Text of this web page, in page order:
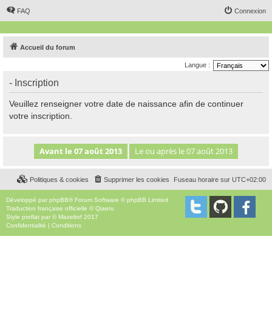
FAQ Connexion
Accueil du forum
Langue :
- Inscription
Veuillez renseigner votre date de naissance afin de continuer
votre inscription.
Fuseau horaire sur UTC+02:00
Supprimer les cookies
Politiques & cookies
Développé par phpBB® Forum Software © phpBB Limited
Traduction française officielle ©Qiaeru
Style proflat par © Mazeltof 2017
Confidentialité
Conditions